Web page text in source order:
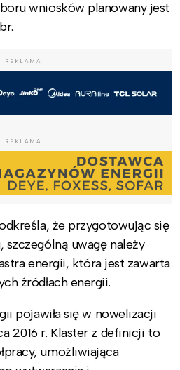
wniosków planowany jest
REKLAMA
REKLAMA
że przygotowując się
uwagę należy
energii, która jest zawarta
źródłach energii.
pojawiła się w nowelizacji
2016 r. Klaster z definicji to
umożliwiająca